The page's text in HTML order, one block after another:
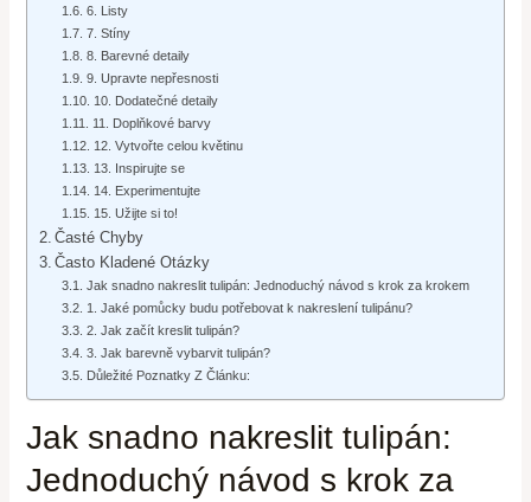
6. Listy
7. Stíny
8. Barevné detaily
9. Upravte nepřesnosti
10. Dodatečné detaily
11. Doplňkové barvy
12. Vytvořte celou květinu
13. Inspirujte se
14. Experimentujte
15. Užijte si to!
Časté Chyby
Často Kladené Otázky
Jak snadno nakreslit tulipán: Jednoduchý návod s krok za krokem
1. Jaké pomůcky budu potřebovat k nakreslení tulipánu?
2. Jak začít kreslit tulipán?
3. Jak barevně vybarvit tulipán?
Důležité Poznatky Z Článku:
Jak snadno nakreslit tulipán:
Jednoduchý návod s krok za